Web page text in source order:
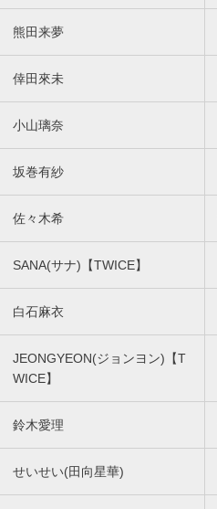
熊田来夢
倖田來未
小山璃奈
坂巻有紗
佐々木希
SANA(サナ)【TWICE】
白石麻衣
JEONGYEON(ジョンヨン)【T
WICE】
鈴木愛理
せいせい(田向星華)